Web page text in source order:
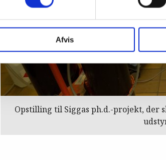
Afvis
Opstilling til Siggas ph.d.-projekt, der